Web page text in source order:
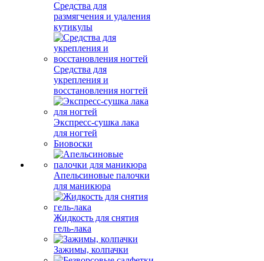
Средства для
размягчения и удаления
кутикулы
Средства для
укрепления и
восстановления ногтей
Экспресс-сушка лака
для ногтей
Биовоски
Апельсиновые палочки
для маникюра
Жидкость для снятия
гель-лака
Зажимы, колпачки